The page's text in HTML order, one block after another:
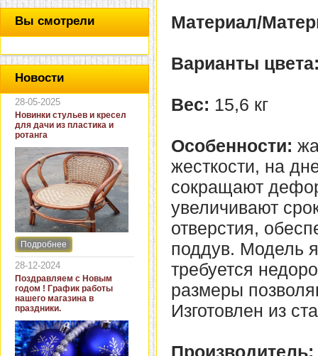
Вы смотрели
Новости
28-05-2025
Новинки стульев и кресел
для дачи из пластика и
ротанга
Интернет-магазин "Кровать
и диван" представляет
новинки стульев и кресел
для дачи. В ассортименте
представлены как
бюджетные модели из
пластика для дачи, так и
кресла для загородных
домов из натурального и
искусственного ротанга.
Подробнее
28-12-2024
Поздравляем с Новым
годом ! График работы
нашего магазина в
праздники.
Материал/
Варианты
Вес: 15,6 кг
Особенности:
жесткости, на
сокращают
увеличивают
отверстия,
поддув. Модель
требуется
размеры
Изготовлен из
Производитель: